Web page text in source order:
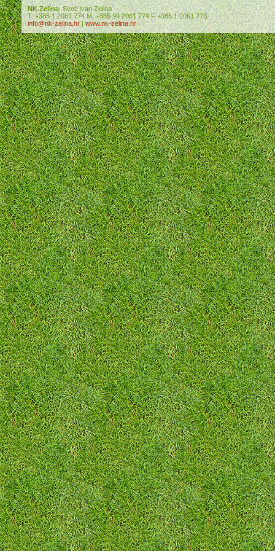
NK Zelina, Sveti Ivan Zelina
T: +385 1 2061 774 M: +385 99 2061 774 F +385 1 2061 773
info@nk-zelina.hr|www.nk-zelina.hr